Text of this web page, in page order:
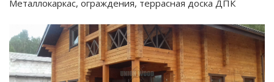
Металлокаркас, ограждения, террасная доска ДПК